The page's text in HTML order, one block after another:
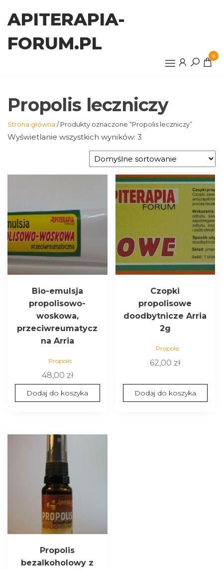
APITERAPIA-
FORUM.PL
0
Propolis leczniczy
Strona główna / Produkty oznaczone “Propolis leczniczy”
Wyświetlanie wszystkich wyników: 3
Bio-emulsja
propolisowo-
woskowa,
przeciwreumatycz
na Arria
Propolis
48,00 zł
Dodaj do koszyka
Czopki
propolisowe
doodbytnicze Arria
2g
Propolis
62,00 zł
Dodaj do koszyka
Propolis
bezalkoholowy z